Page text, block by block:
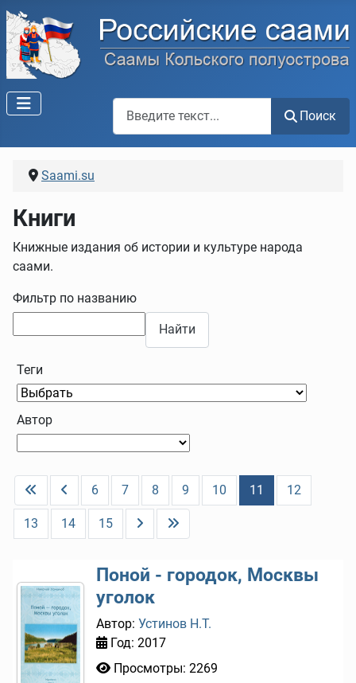
Поиск
Saami.su
Книги
Книжные издания об истории и культуре народа
саами.
Фильтр по названию
Найти
Теги
Автор
6 7 8 9 10 11 12
13 14 15
Поной - городок, Москвы
уголок
Автор: Устинов Н.Т.
Год: 2017
Просмотры: 2269